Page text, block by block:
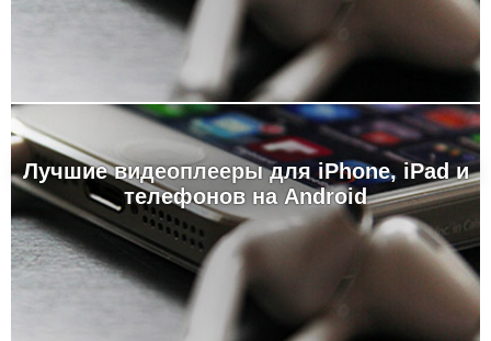
Лучшие видеоплееры для iPhone, iPad и
телефонов на Android